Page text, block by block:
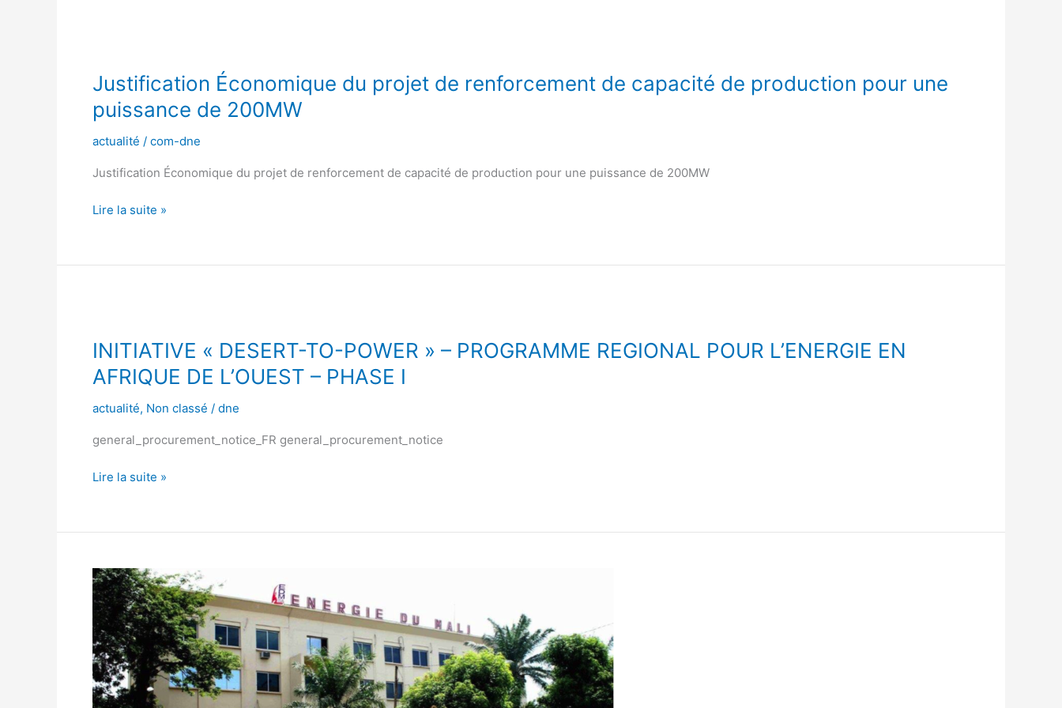
Justification Économique du projet de renforcement de capacité de production pour une
puissance de 200MW
actualité / com-dne
Justification Économique du projet de renforcement de capacité de production pour une puissance de 200MW
du
projet
de
renforcement
capacité
production
puissance
Lire la suite »
INITIATIVE « DESERT-TO-POWER » – PROGRAMME REGIONAL POUR L’ENERGIE EN
AFRIQUE DE L’OUEST – PHASE I
actualité, Non classé / dne
general_procurement_notice_FR general_procurement_notice
TO-
POWER »
–
PROGRAMME
POUR
EN
L’OUEST
PHASE
I
Lire la suite »
AVIS
À
MANIFESTATION
D’INTÉRÊT
(SERVICES
DE
CONSULTANTS